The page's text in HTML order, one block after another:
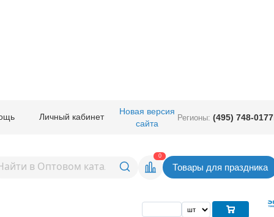
Личный кабинет
Новая версия
сайта
Регионы: (495) 748-0177
0
Товары для праздника